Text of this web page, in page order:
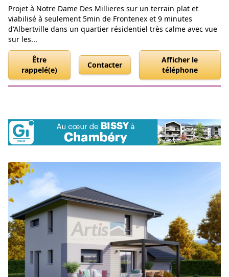
Projet à Notre Dame Des Millieres sur un terrain plat et
viabilisé à seulement 5min de Frontenex et 9 minutes
d'Albertville dans un quartier résidentiel très calme avec vue
sur les...
Être
rappelé(e)
Contacter
Afficher le
téléphone